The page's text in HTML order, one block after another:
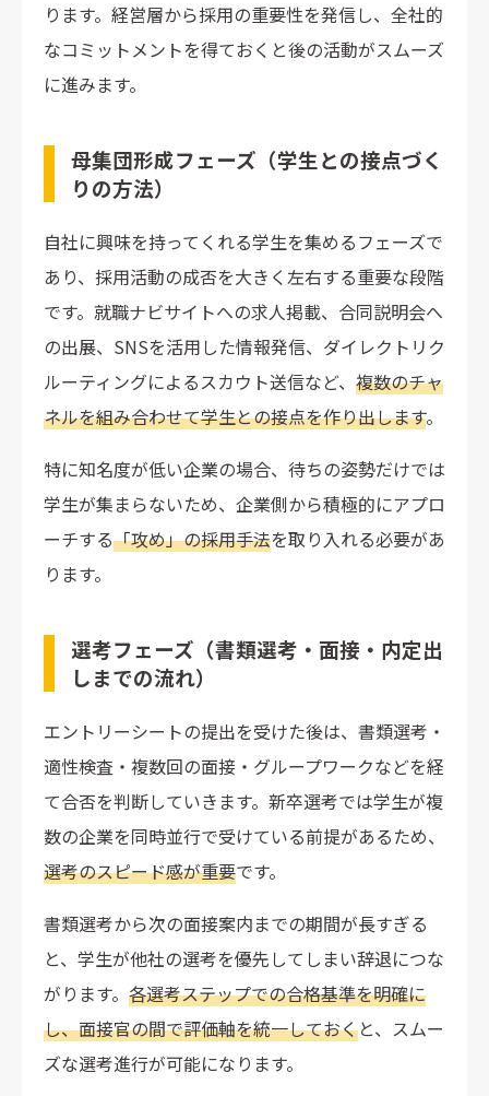
ります。経営層から採用の重要性を発信し、全社的
なコミットメントを得ておくと後の活動がスムーズ
に進みます。
母集団形成フェーズ（学生との接点づく
りの方法）
自社に興味を持ってくれる学生を集めるフェーズで
あり、採用活動の成否を大きく左右する重要な段階
です。就職ナビサイトへの求人掲載、合同説明会へ
の出展、SNSを活用した情報発信、ダイレクトリク
ルーティングによるスカウト送信など、 複数のチャ
ネルを組み合わせて学生との接点を作り出します。
特に知名度が低い企業の場合、待ちの姿勢だけでは
学生が集まらないため、企業側から積極的にアプロ
ーチする「攻め」の採用手法を取り入れる必要があ
ります。
選考フェーズ（書類選考・面接・内定出
しまでの流れ）
エントリーシートの提出を受けた後は、書類選考・
適性検査・複数回の面接・グループワークなどを経
て合否を判断していきます。新卒選考では学生が複
数の企業を同時並行で受けている前提があるため、
選考のスピード感が重要です。
書類選考から次の面接案内までの期間が長すぎる
と、学生が他社の選考を優先してしまい辞退につな
がります。 各選考ステップでの合格基準を明確に
し、面接官の間で評価軸を統一しておくと、スムー
ズな選考進行が可能になります。